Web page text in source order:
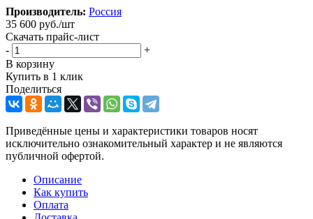
Производитель: Россия
35 600 руб./шт
Скачать прайс-лист
-
+
В корзину
Купить в 1 клик
Поделиться
Приведённые цены и характеристики товаров носят
исключительно ознакомительный характер и не являются
публичной офертой.
Описание
Как купить
Оплата